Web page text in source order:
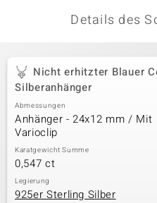
Classics
Details des
Nicht erhitzter Blauer
Silberanhänger
Abmessungen
Anhänger - 24x12 mm / Mit
Varioclip
Karatgewicht Summe
0,547 ct
Legierung
925er Sterling Silber